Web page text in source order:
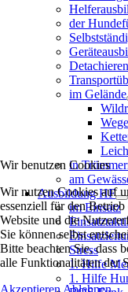
der
Detachieren
im Gelände
in
am
Ausbildung HF
im Einsatz
Stress
1. Hilfe
1. Hilfe
Wir benutzen Cookies
Wir nutzen Cookies auf
essenziell für den
Website und die
Sie können selbst
Bitte beachten Sie, dass
alle Funktionalitäten der
Akzeptieren Ablehnen